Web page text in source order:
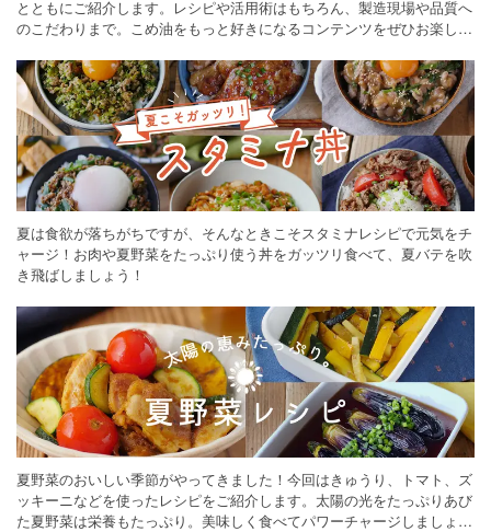
とともにご紹介します。レシピや活用術はもちろん、製造現場や品質へ
のこだわりまで。こめ油をもっと好きになるコンテンツをぜひお楽しみ
夏は食欲が落ちがちですが、そんなときこそスタミナレシピで元気をチ
ャージ！お肉や夏野菜をたっぷり使う丼をガッツリ食べて、夏バテを吹
き飛ばしましょう！
夏野菜のおいしい季節がやってきました！今回はきゅうり、トマト、ズ
ッキーニなどを使ったレシピをご紹介します。太陽の光をたっぷりあび
た夏野菜は栄養もたっぷり。美味しく食べてパワーチャージしましょう